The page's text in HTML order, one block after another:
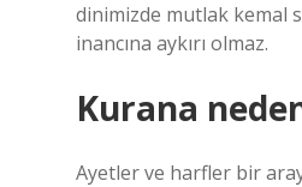
dinimizde mutlak kemal
inancına aykırı olmaz.
Kurana
Ayetler ve harfler bir